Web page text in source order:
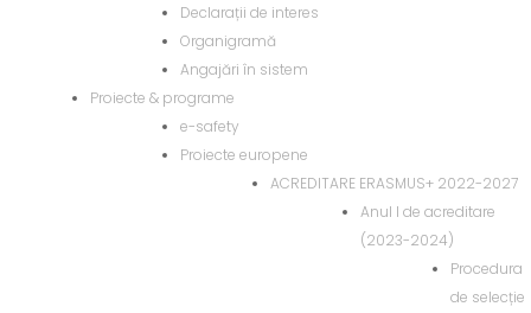
Declarații de interes
Organigramă
Angajări în sistem
Proiecte & programe
e-safety
Proiecte europene
ACREDITARE ERASMUS+ 2022-2027
Anul I de acreditare
(2023-2024)
Procedura
de selecție